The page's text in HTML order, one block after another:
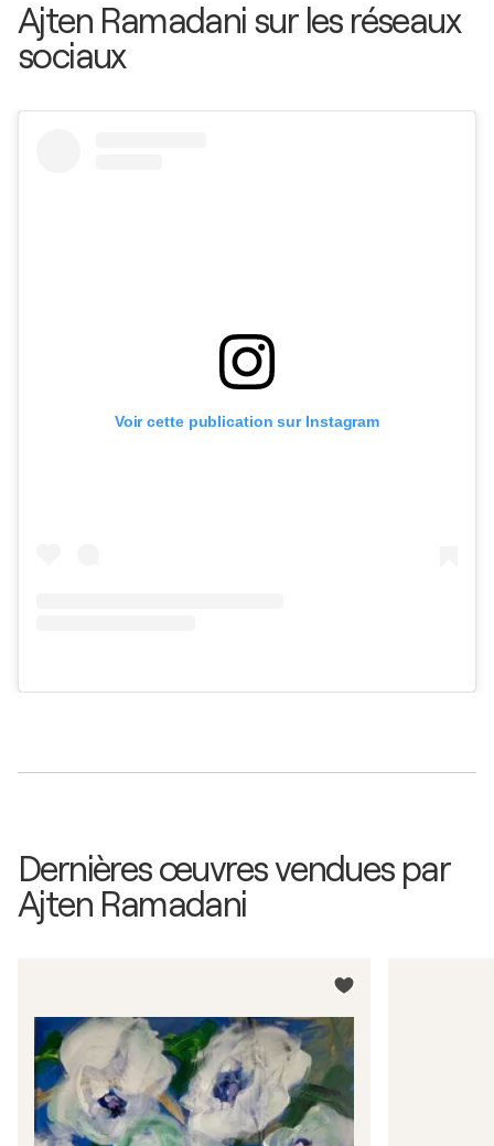
Ajten Ramadani sur les réseaux
sociaux
Voir cette publication sur Instagram
Dernières œuvres vendues par
Ajten Ramadani